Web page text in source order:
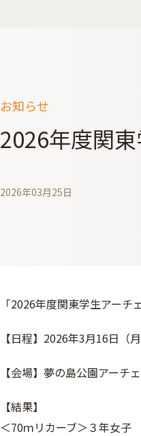
お知らせ
2026年度関
2026年03月25日
「2026年度関東学生アー
【日程】2026年3月16日（月
【会場】夢の島公園アーチ
【結果】
＜70ｍリカーブ＞３年女子